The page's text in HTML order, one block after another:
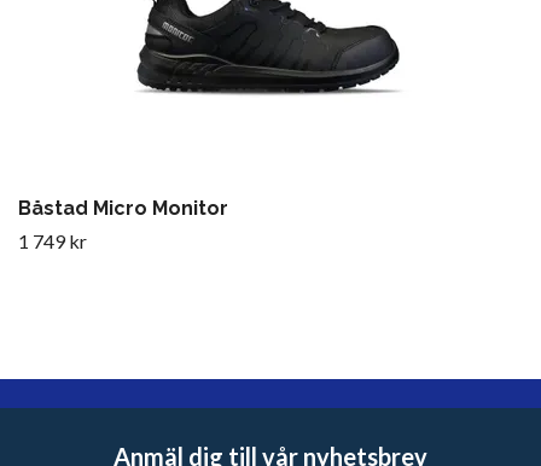
Båstad Micro Monitor
1 749 kr
Anmäl dig till vår nyhetsbrev